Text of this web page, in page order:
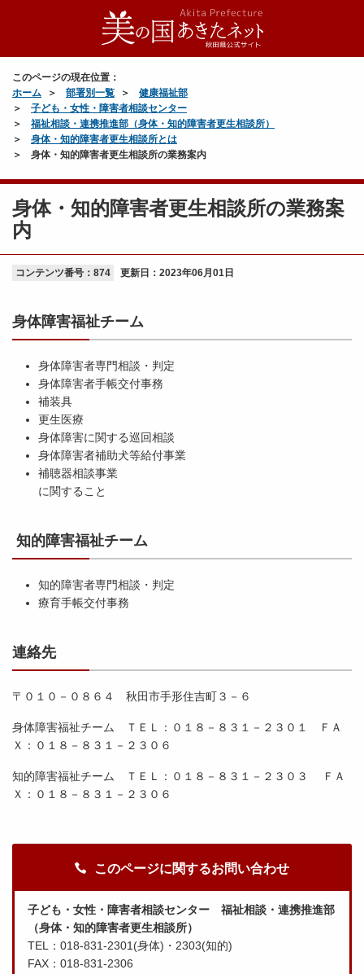
このページの現在位置：
ホーム
部署別一覧
健康福祉部
子ども・女性・障害者相談センター
福祉相談・連携推進部（身体・知的障害者更生相談所）
身体・知的障害者更生相談所とは
身体・知的障害者更生相談所の業務案内
身体・知的障害者更生相談所の業務案
内
コンテンツ番号：874 更新日： 2023年06月01日
身体障害福祉チーム
身体障害者専門相談・判定
身体障害者手帳交付事務
補装具
更生医療
身体障害に関する巡回相談
身体障害者補助犬等給付事業
補聴器相談事業
に関すること
知的障害福祉チーム
知的障害者専門相談・判定
療育手帳交付事務
連絡先
〒０１０－０８６４ 秋田市手形住吉町３－６
身体障害福祉チーム ＴＥＬ：０１８－８３１－２３０１ ＦＡ
Ｘ：０１８－８３１－２３０６
知的障害福祉チーム ＴＥＬ：０１８－８３１－２３０３ ＦＡ
Ｘ：０１８－８３１－２３０６
このページに関するお問い合わせ
子ども・女性・障害者相談センター 福祉相談・連携推進部
（身体・知的障害者更生相談所）
TEL：018-831-2301(身体)・2303(知的)
FAX：018-831-2306